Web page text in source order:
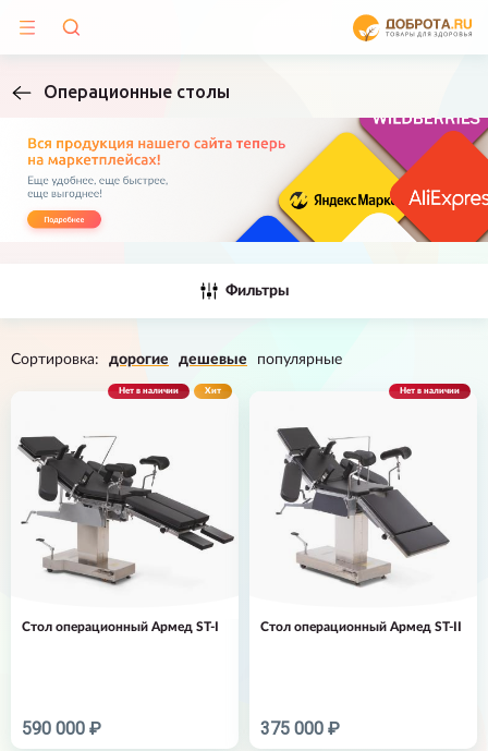
Операционные столы
Фильтры
Сортировка: дорогие дешевые популярные
Стол операционный Армед ST-I
590 000 ₽
Нет в наличии Хит
Стол операционный Армед ST-II
375 000 ₽
Нет в наличии